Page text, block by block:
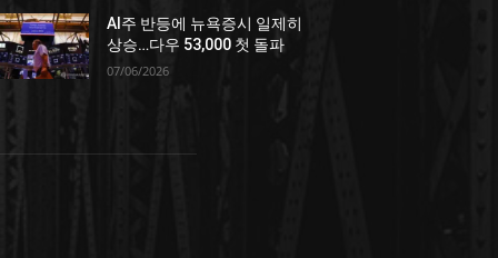
AI주 반등에 뉴욕증시 일제히
상승…다우 53,000 첫 돌파
07/06/2026